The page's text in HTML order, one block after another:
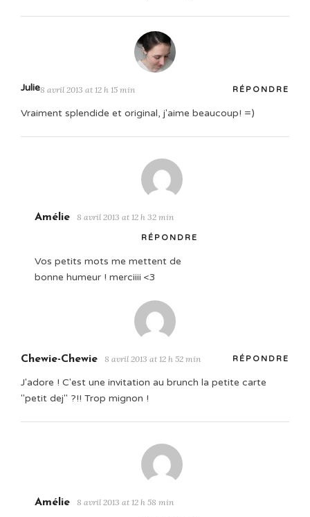
Julie8 avril 2013 at 12 h 15 min RÉPONDRE
Vraiment splendide et original, j'aime beaucoup! =)
Amélie 8 avril 2013 at 12 h 32 min
RÉPONDRE
Vos petits mots me mettent de
bonne humeur ! merciiii <3
Chewie-Chewie 8 avril 2013 at 12 h 52 min RÉPONDRE
J'adore ! C'est une invitation au brunch la petite carte
"petit dej" ?!! Trop mignon !
Amélie 8 avril 2013 at 12 h 58 min